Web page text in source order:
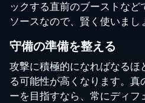
ックする直前のブーストなど
ソースなので、賢く使いまし
守備の準備を整える
攻撃に積極的になればなるほ
る可能性が高くなります。
ーを目指すなら、常にディ